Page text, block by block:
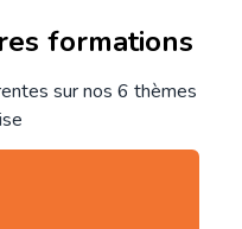
formations
sur nos 6 thèmes